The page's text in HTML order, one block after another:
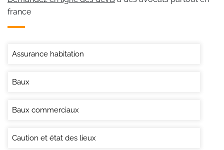
france
Assurance habitation
Baux
Baux commerciaux
Caution et état des lieux